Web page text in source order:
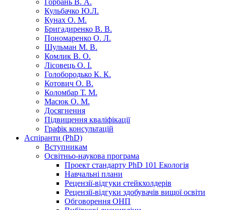
Кульбачко Ю.Л.
Кунах О. М.
Бригадиренко В. В.
Пономаренко О. Л.
Шульман М. В.
Комлик В. О.
Лісовець О. І.
Голобородько К. К.
Котович О. В.
Коломбар Т. М.
Масюк О. М.
Досягнення
Підвищення кваліфікації
Графік консультацій
Аспіранти (PhD)
Вступникам
Освітньо-наукова програма
Проект стандарту PhD 101 Екологія
Навчальні плани
Рецензії-відгуки стейкхолдерів
Рецензії-відгуки здобувачів вищої освіти
Обговорення ОНП